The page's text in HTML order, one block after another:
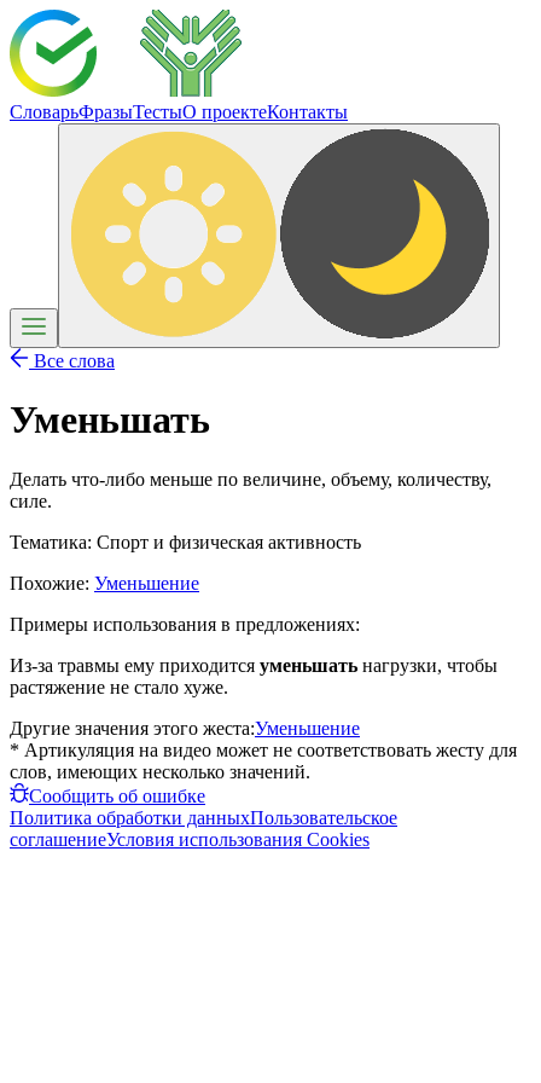
СловарьФразыТестыО проектеКонтакты
Все слова
Уменьшать
Делать что-либо меньше по величине, объему, количеству,
силе.
Тематика: Спорт и физическая активность
Похожие: Уменьшение
Примеры использования в предложениях:
Из-за травмы ему приходится уменьшать нагрузки, чтобы
растяжение не стало хуже.
Другие значения этого жеста:Уменьшение
* Артикуляция на видео может не соответствовать жесту для
слов, имеющих несколько значений.
Сообщить об ошибке
Политика обработки данныхПользовательское
соглашениеУсловия использования Cookies